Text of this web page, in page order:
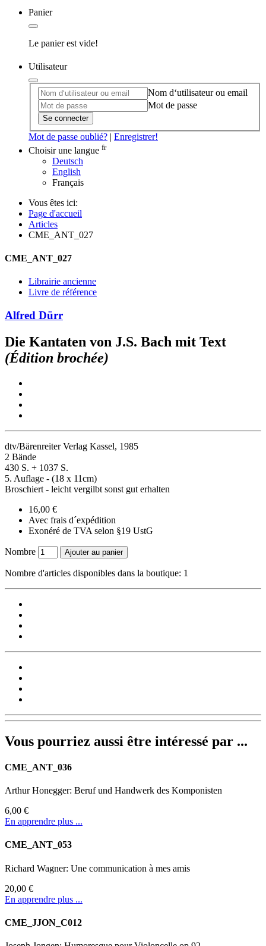
Panier
Le panier est vide!
Utilisateur
Nom d‘utilisateur ou email
Mot de passe
Se connecter
Mot de passe oublié? | Enregistrer!
Choisir une langue fr
Deutsch
English
Français
Vous êtes ici:
Page d'accueil
Articles
CME_ANT_027
CME_ANT_027
Librairie ancienne
Livre de référence
Alfred Dürr
Die Kantaten von J.S. Bach mit Text
(Édition brochée)
dtv/Bärenreiter Verlag Kassel, 1985
2 Bände
430 S. + 1037 S.
5. Auflage - (18 x 11cm)
Broschiert - leicht vergilbt sonst gut erhalten
16,00 €
Avec frais d´expédition
Exonéré de TVA selon §19 UstG
Nombre Ajouter au panier
Nombre d'articles disponibles dans la boutique: 1
Vous pourriez aussi être intéressé par ...
CME_ANT_036
Arthur Honegger: Beruf und Handwerk des Komponisten
6,00 €
En apprendre plus ...
CME_ANT_053
Richard Wagner: Une communication à mes amis
20,00 €
En apprendre plus ...
CME_JJON_C012